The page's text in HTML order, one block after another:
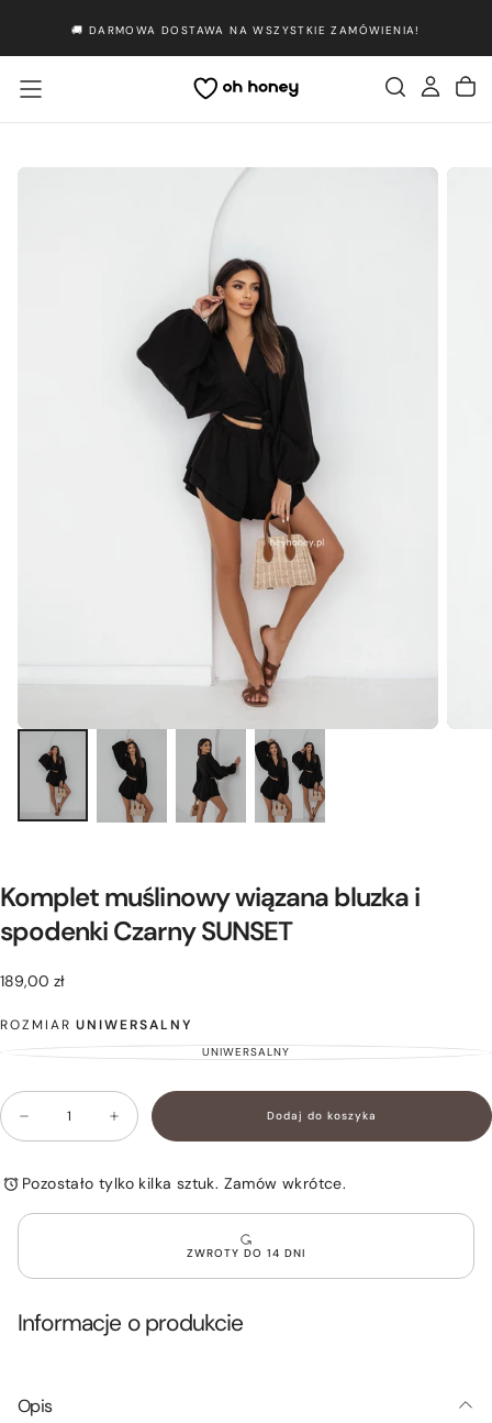
🚚 DARMOWA DOSTAWA NA WSZYSTKIE ZAMÓWIENIA!
Komplet muślinowy wiązana bluzka i
spodenki Czarny SUNSET
189,00
Cena
189,00 zł
ROZMIAR UNIWERSALNY
UNIWERSALNY
WARIANT
NIEDOSTĘPNY
Ilość
Zmniejsz
ilość
muślinowy
bluzka
Czarny
Zwiększ
ilość
muślinowy
Dodaj do koszyka
Pozostało tylko kilka sztuk. Zamów wkrótce.
ZWROTY DO 14 DNI
Informacje o produkcie
Opis